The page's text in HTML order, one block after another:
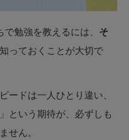
勉強を教えるには、 そ
っておくことが大切で
ードは一人ひとり違い、
という期待が、必ずしも
せん。